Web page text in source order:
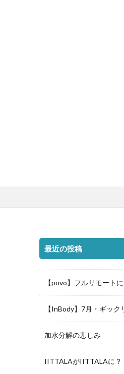
最近の投稿
【povo】フルリモート
【InBody】7月・ギック
加水分解の悲しみ
IITTALAがIITTALAに？